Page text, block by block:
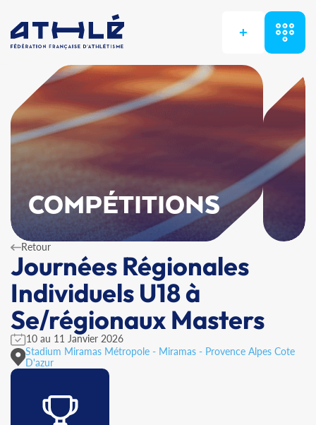
+
COMPÉTITIONS
Retour
Journées Régionales
Individuels U18 à
Se/régionaux Masters
10 au 11 Janvier 2026
Stadium Miramas Métropole - Miramas - Provence Alpes Cote
D'azur